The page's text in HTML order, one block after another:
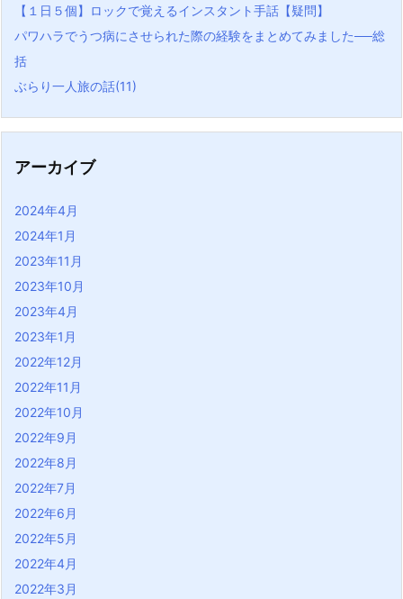
【１日５個】ロックで覚えるインスタント手話【疑問】
パワハラでうつ病にさせられた際の経験をまとめてみました──総
括
ぶらり一人旅の話(11)
アーカイブ
2024年4月
2024年1月
2023年11月
2023年10月
2023年4月
2023年1月
2022年12月
2022年11月
2022年10月
2022年9月
2022年8月
2022年7月
2022年6月
2022年5月
2022年4月
2022年3月